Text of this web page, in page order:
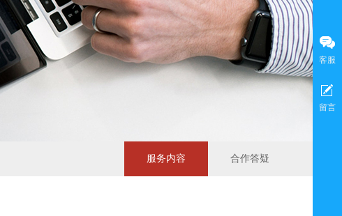
服务内容 合作答疑
客服
留言